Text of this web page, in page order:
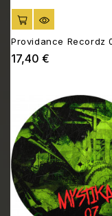
AJOUTER AU
Providance Recordz
20th Century
17,40 €